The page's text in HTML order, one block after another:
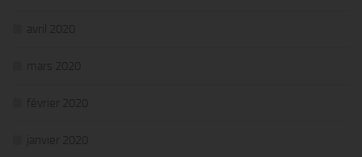
avril 2020
mars 2020
février 2020
janvier 2020